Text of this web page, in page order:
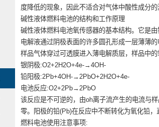
度降低的现象，因此不适合对气体中酸性成分的
碱性液体燃料电池的结构和工作原理
碱性液体燃料电池氧传感器的基本结构。它是
电解液通过阴极表面的许多圆孔形成一层薄薄
样品气体穿过可透膜进入薄电解质层，样品中
银阴极:O2+2H2O+4e-→4OH-
铅阳极:2Pb+4OH-→2PbO+2H2O+4e-
电池反应:O2+2Pb→2PbO
该反应是不可逆的，由oh离子流产生的电流与
零。阳极的铅(Pb)在反应中不断转化为氧化铅
燃料电池使用注意事项: